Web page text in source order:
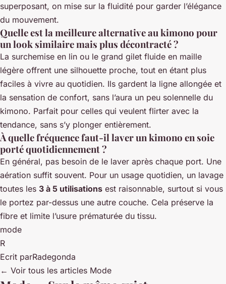
superposant, on mise sur la fluidité pour garder l’élégance
du mouvement.
Quelle est la meilleure alternative au kimono pour
un look similaire mais plus décontracté ?
La surchemise en lin ou le grand gilet fluide en maille
légère offrent une silhouette proche, tout en étant plus
faciles à vivre au quotidien. Ils gardent la ligne allongée et
la sensation de confort, sans l’aura un peu solennelle du
kimono. Parfait pour celles qui veulent flirter avec la
tendance, sans s’y plonger entièrement.
À quelle fréquence faut-il laver un kimono en soie
porté quotidiennement ?
En général, pas besoin de le laver après chaque port. Une
aération suffit souvent. Pour un usage quotidien, un lavage
toutes les 3 à 5 utilisations est raisonnable, surtout si vous
le portez par-dessus une autre couche. Cela préserve la
fibre et limite l’usure prématurée du tissu.
mode
R
Ecrit parRadegonda
← Voir tous les articles Mode